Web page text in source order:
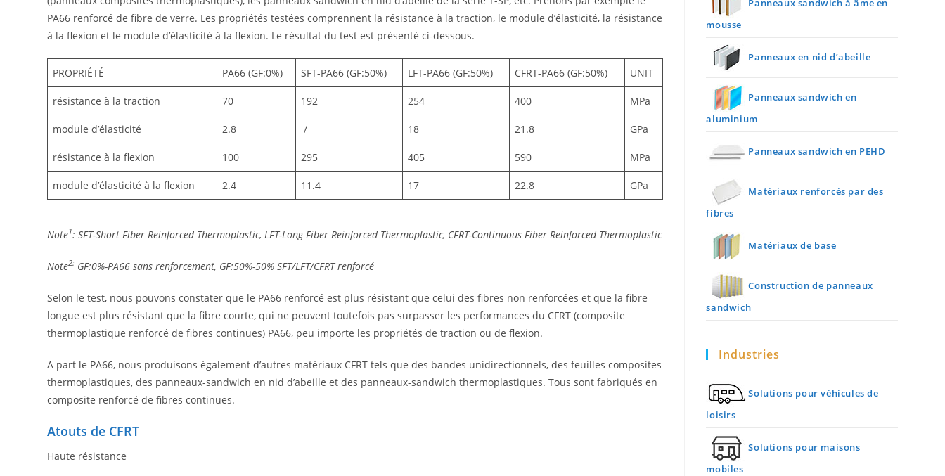
PA66 renforcé de fibre de verre. Les propriétés testées comprennent la résistance à la traction, le module d’élasticité, la résistance
à la flexion et le module d’élasticité à la flexion. Le résultat du test est présenté ci-dessous.
PROPRIÉTÉ PA66 (GF:0%) SFT-PA66 (GF:50%) LFT-PA66 (GF:50%) CFRT-PA66 (GF:50%) UNIT
résistance à la traction 70 192 254 400 MPa
module d’élasticité 2.8 / 18 21.8 GPa
résistance à la flexion 100 295 405 590 MPa
module d’élasticité à la flexion 2.4 11.4 17 22.8 GPa
Note1:SFT-Short Fiber Reinforced Thermoplastic, LFT-Long Fiber Reinforced Thermoplastic, CFRT-Continuous Fiber Reinforced Thermoplastic
Note2: GF:0%-PA66 sans renforcement, GF:50%-50% SFT/LFT/CFRT renforcé
Selon le test, nous pouvons constater que le PA66 renforcé est plus résistant que celui des fibres non renforcées et que la fibre
longue est plus résistant que la fibre courte, qui ne peuvent toutefois pas surpasser les performances du CFRT (composite
thermoplastique renforcé de fibres continues) PA66, peu importe les propriétés de traction ou de flexion.
A part le PA66, nous produisons également d’autres matériaux CFRT tels que des bandes unidirectionnels, des feuilles composites
thermoplastiques, des panneaux-sandwich en nid d’abeille et des panneaux-sandwich thermoplastiques. Tous sont fabriqués en
composite renforcé de fibres continues.
Atouts de CFRT
Haute résistance
mousse
Panneaux en nid d’abeille
Panneaux sandwich en
aluminium
Panneaux sandwich en PEHD
Matériaux renforcés par des
fibres
Matériaux de base
Construction de panneaux
sandwich
Industries
Solutions pour véhicules de
loisirs
Solutions pour maisons
mobiles